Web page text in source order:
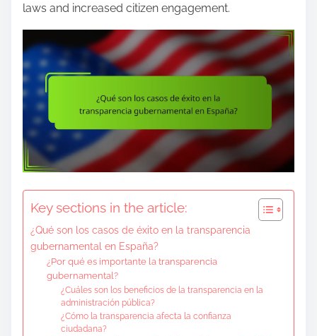
laws and increased citizen engagement.
Key sections in the article:
¿Qué son los casos de éxito en la transparencia
gubernamental en España?
¿Por qué es importante la transparencia
gubernamental?
¿Cuáles son los beneficios de la transparencia en la
administración pública?
¿Cómo la transparencia afecta la confianza
ciudadana?